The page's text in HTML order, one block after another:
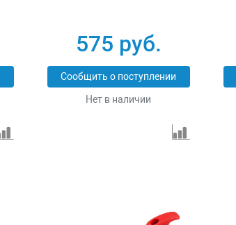
575 руб.
Сообщить о поступлении
Нет в наличии